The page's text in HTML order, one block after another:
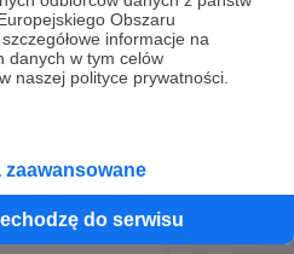
Obszaru
informacje na
danych w tym celów
naszej polityce prywatności.
zaawansowane
do serwisu
do słuchania
podcastu.